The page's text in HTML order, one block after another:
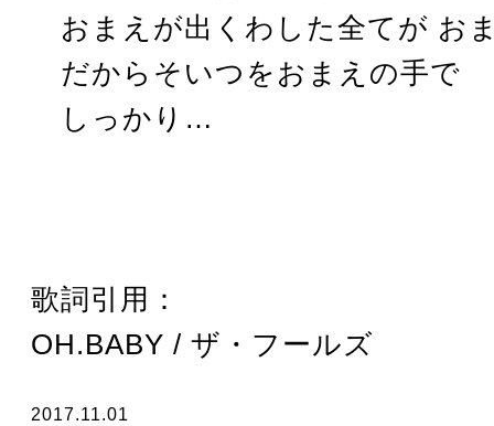
おまえが出くわした全てが お
だからそいつをおまえの手で
しっかり…
歌詞引用：
OH.BABY / ザ・フールズ
2017.11.01